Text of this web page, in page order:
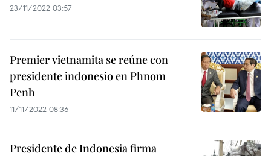
23/11/2022 03:57
Premier vietnamita se reúne con
presidente indonesio en Phnom
Penh
11/11/2022 08:36
Presidente de Indonesia firma